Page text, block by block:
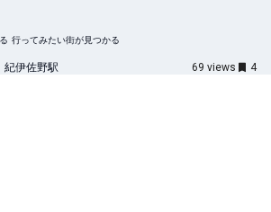
行ってみたい街が見つかる
紀伊佐野駅 69 views 4